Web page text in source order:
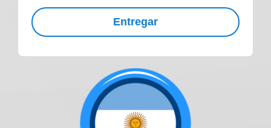
Entregar